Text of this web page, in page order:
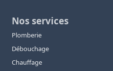
Nos services
Plomberie
Débouchage
Chauffage